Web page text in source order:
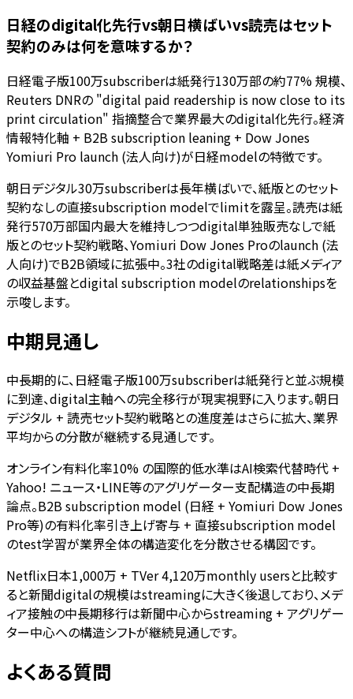
日経のdigital化先行vs朝日横ばいvs読売はセット
契約のみは何を意味するか？
日経電子版100万subscriberは紙発行130万部の約77% 規模、
Reuters DNRの "digital paid readership is now close to its
print circulation" 指摘整合で業界最大のdigital化先行。経済
情報特化軸 + B2B subscription leaning + Dow Jones
Yomiuri Pro launch (法人向け)が日経modelの特徴です。
朝日デジタル30万subscriberは長年横ばいで、紙版とのセット
契約なしの直接subscription modelでlimitを露呈。読売は紙
発行570万部国内最大を維持しつつdigital単独販売なしで紙
版とのセット契約戦略、Yomiuri Dow Jones Proのlaunch (法
人向け)でB2B領域に拡張中。3社のdigital戦略差は紙メディア
の収益基盤とdigital subscription modelのrelationshipsを
示唆します。
中期見通し
中長期的に、日経電子版100万subscriberは紙発行と並ぶ規模
に到達、digital主軸への完全移行が現実視野に入ります。朝日
デジタル + 読売セット契約戦略との進度差はさらに拡大、業界
平均からの分散が継続する見通しです。
オンライン有料化率10% の国際的低水準はAI検索代替時代 +
Yahoo! ニュース・LINE等のアグリゲーター支配構造の中長期
論点。B2B subscription model (日経 + Yomiuri Dow Jones
Pro等)の有料化率引き上げ寄与 + 直接subscription model
のtest学習が業界全体の構造変化を分散させる構図です。
Netflix日本1,000万 + TVer 4,120万monthly usersと比較す
ると新聞digitalの規模はstreamingに大きく後退しており、メデ
ィア接触の中長期移行は新聞中心からstreaming + アグリゲー
ター中心への構造シフトが継続見通しです。
よくある質問